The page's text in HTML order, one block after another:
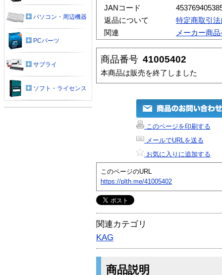
JANコード
返品について
特定商取引
関連
メーカー商
商品番号 41005402
本商品は販売を終了しました
このページを印刷する
メールでURLを送る
お気に入りに追加する
このページのURL
https://plth.me/41005402
関連カテゴリ
KAG
商品説明
パソコン・周辺機器
PCパーツ
サプライ
ソフト・ライセンス